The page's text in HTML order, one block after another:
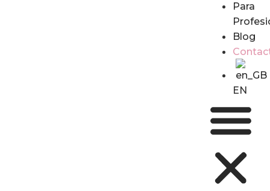
Para
Blog
EN